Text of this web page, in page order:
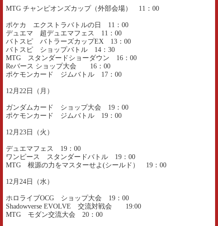
MTG チャンピオンズカップ（外部会場） 11：00
ポケカ エクストラバトルの日 11：00
デュエマ 超デュエマフェス 11：00
バトスピ バトラーズカップEX 13：00
バトスピ ショップバトル 14：30
MTG スタンダードショーダウン 16：00
Reバース ショップ大会 16：00
ポケモンカード ジムバトル 17：00
12月22日（月）
ガンダムカード ショップ大会 19：00
ポケモンカード ジムバトル 19：00
12月23日（火）
デュエマフェス 19：00
ワンピース スタンダードバトル 19：00
MTG 根源の力をマスターせよ(シールド） 19：00
12月24日（水）
ホロライブOCG ショップ大会 19：00
Shadowverse EVOLVE 交流対戦会 19:00
MTG モダン交流大会 20：00